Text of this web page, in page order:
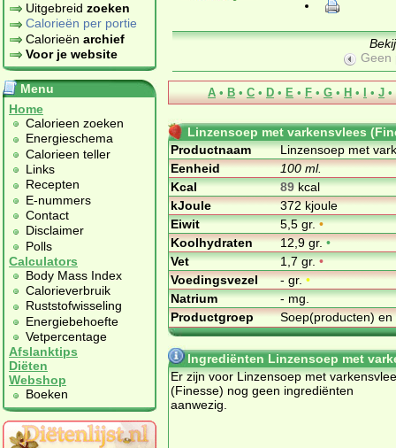
Uitgebreid zoeken
Calorieën per portie
Calorieën archief
Voor je website
Menu
Home
Calorieen zoeken
Energieschema
Calorieen teller
Links
Recepten
E-nummers
Contact
Disclaimer
Polls
Calculators
Body Mass Index
Calorieverbruik
Ruststofwisseling
Energiebehoefte
Vetpercentage
Afslanktips
Diëten
Webshop
Boeken
Geen
A • B • C • D • E • F • G • H • I • J •
Linzensoep met varkensvlees
Productnaam
Linzensoep met
Eenheid
100 ml.
Kcal
89kcal
kJoule
372 kjoule
Eiwit
5,5 gr.•
Koolhydraten
12,9 gr.•
Vet
1,7 gr.•
Voedingsvezel
- gr.•
Natrium
- mg.
Productgroep
Soep(producten)
Ingrediënten Linzensoep met
Er zijn voor Linzensoep met
(Finesse) nog geen ingrediënten
aanwezig.